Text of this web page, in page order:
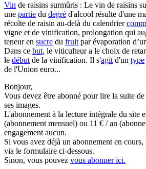
Vin de raisins surmûris : Le vin de raisins
une partie du degré d'alcool résulte d'une
récolte de raisin au-delà du calendrier
vigne et de vinification, prolongation qui
teneur en sucre du fruit par évaporation
Dans ce but, le viticulteur a le choix de
le début de la vinification. Il s'agit d'un type
de l'Union euro...
Bonjour,
Vous devez être abonné pour lire la suite
ses images.
L'abonnement à la lecture intégrale du site
(abonnement mensuel) ou 11 € / an
engagement aucun.
Si vous avez déjà un abonnement en
via le formulaire ci-dessous.
Sinon, vous pouvez vous abonner ici.